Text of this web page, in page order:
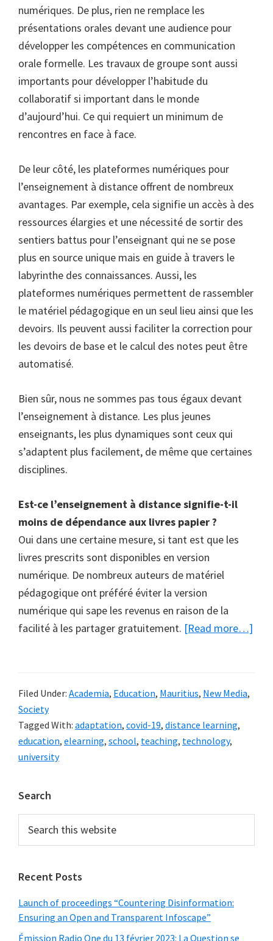
numériques. De plus, rien ne remplace les
présentations orales devant une audience pour
développer les compétences en communication
orale formelle. Les travaux de groupe sont aussi
importants pour développer l’habitude du
collaboratif si important dans le monde
d’aujourd’hui. Ce qui requiert un minimum de
rencontres en face à face.
De leur côté, les plateformes numériques pour
l’enseignement à distance offrent de nombreux
avantages. Par exemple, cela signifie un accès à des
ressources élargies et une nécessité de sortir des
sentiers battus pour l’enseignant qui ne se pose
plus en source unique mais en guide à travers le
labyrinthe des connaissances. Aussi, les
plateformes numériques permettent de rassembler
le matériel pédagogique en un seul lieu ainsi que les
devoirs. Ils peuvent aussi faciliter la correction pour
les devoirs de base et le calcul des notes peut être
automatisé.
Bien sûr, nous ne sommes pas tous égaux devant
l’enseignement à distance. Les plus jeunes
enseignants, les plus dynamiques sont ceux qui
s’adaptent plus facilement, de même que certaines
disciplines.
Est-ce l’enseignement à distance signifie-t-il
moins de dépendance aux livres papier ?
Oui dans une certaine mesure, si tant est que les
livres prescrits sont disponibles en version
numérique. De nombreux auteurs de matériel
pédagogique ont préféré éviter la version
numérique qui sape les revenus en raison de la
facilité à les partager gratuitement. [Read more…]
Filed Under: Academia, Education, Mauritius, New Media,
Society
Tagged With: adaptation, covid-19, distance learning,
education, elearning, school, teaching, technology,
university
Primary
Sidebar
Search
this
website
Recent Posts
Launch of proceedings “Countering Disinformation:
Ensuring an Open and Transparent Infoscape”
Émission Radio One du 13 février 2023: La Question se